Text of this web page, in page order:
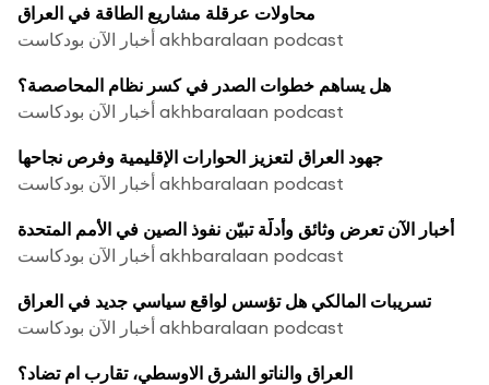
محاولات عرقلة مشاريع الطاقة في العراق
أخبار الآن بودكاست akhbaralaan podcast
هل يساهم خطوات الصدر في كسر نظام المحاصصة؟
أخبار الآن بودكاست akhbaralaan podcast
جهود العراق لتعزيز الحوارات الإقليمية وفرص نجاحها
أخبار الآن بودكاست akhbaralaan podcast
أخبار الآن تعرض وثائق وأدلّة تبيّن نفوذ الصين في الأمم المتحدة
أخبار الآن بودكاست akhbaralaan podcast
تسريبات المالكي هل تؤسس لواقع سياسي جديد في العراق
أخبار الآن بودكاست akhbaralaan podcast
العراق والناتو الشرق الاوسطي، تقارب ام تضاد؟